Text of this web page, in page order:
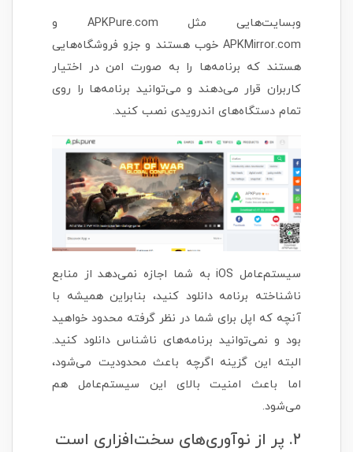
وبسایت‌هایی مثل APKPure.com و
APKMirror.com خوب هستند و جزو فروشگاه‌هایی
هستند که برنامه‌ها را به صورت امن در اختیار
کاربران قرار می‌دهند و می‌توانید برنامه‌ها را روی
تمام دستگاه‌های اندرویدی نصب کنید.
سیستم‌عامل iOS به شما اجازه نمی‌دهد از منابع
ناشناخته برنامه دانلود کنید، بنابراین همیشه با
آنچه که اپل برای شما در نظر گرفته محدود خواهید
بود و نمی‌توانید برنامه‌های ناشناس دانلود کنید.
البته این گزینه اگرچه باعث محدودیت می‌شود،
اما باعث امنیت بالای این سیستم‌عامل هم
می‌شود.
۲. پر از نوآوری‌های سخت‌افزاری است